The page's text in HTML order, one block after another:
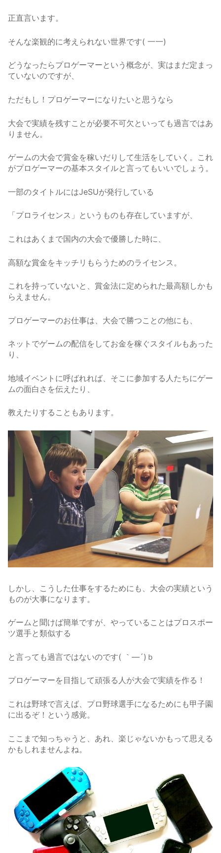
正直言います。
そんな楽観的に考えられない世界です( 一一)
どうなったらプロゲーマーという概念が、実はまだ定まっ
ていないのですが、
ただもし！プロゲーマーになりたいと思うなら
大会で実績を残すことが必要不可欠といっても過言ではあ
りません。
ゲームの大会で賞金を稼いだりして生活をしていく。これ
がプロゲーマーの基本スタイルと言ってもいいでしょう。
一部のタイトルにはJeSUが発行している
「プロライセンス」というものも存在していますが、
これはあくまで国内の大会で優勝した時に、
高額な賞金をキッチリもらうためのライセンス。
これを持っていないと、賞金法に定められた最高額しかも
らえません。
プロゲーマーのお仕事は、大会で勝つことの他にも、
ネットでゲームの配信をしてお金を稼ぐスタイルもあった
り、
地域イベントに呼ばれれば、そこに参加する人たちにゲー
ムの面白さを伝えたり、
教えたりすることもあります。
しかし、こうした仕事をするためにも、大会の実績という
ものが大事になります。
ゲームと聞けば簡単ですが、やっていることはプロスポー
ツ選手と類似する
と言っても過言ではないのです( ｀―´)ｂ
プロゲーマーを目指して頑張る人が大会で実績を作る！
これは野球で言えば、プロ野球選手になるためにも甲子園
に出るぞ！という感覚。
ここまで知っちゃうと、あれ、楽じゃないかもって思える
かもしれませんよね。